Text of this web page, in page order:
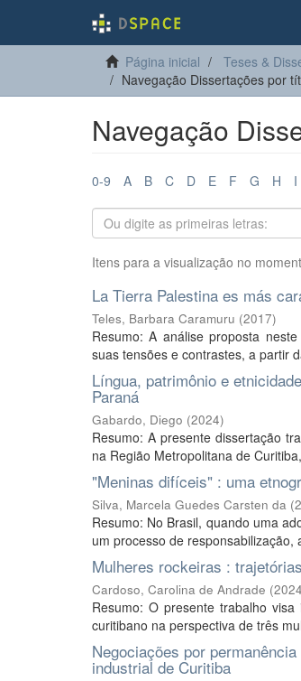
Página inicial Teses &
Navegação Dissertações por
Navegação
0-9 A B C D E F G H I
Itens para a visualização no
La Tierra Palestina es más
Teles, Barbara Caramuru (2017)
Resumo: A análise proposta
suas tensões e contrastes, a partir
Língua, patrimônio e
Paraná
Gabardo, Diego (2024)
Resumo: A presente dissertação
na Região Metropolitana de
"Meninas difíceis" : uma
Silva, Marcela Guedes Carsten da (
Resumo: No Brasil, quando uma
um processo de
Mulheres rockeiras :
Cardoso, Carolina de Andrade (2024
Resumo: O presente trabalho
curitibano na perspectiva de três
Negociações por
industrial de Curitiba